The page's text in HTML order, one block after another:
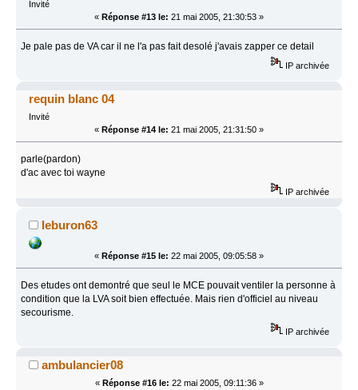
Invité
« Réponse #13 le: 21 mai 2005, 21:30:53 »
Je pale pas de VA car il ne l'a pas fait desolé j'avais zapper ce detail
IP archivée
requin blanc 04
Invité
« Réponse #14 le: 21 mai 2005, 21:31:50 »
parle(pardon)
d'ac avec toi wayne
IP archivée
leburon63
« Réponse #15 le: 22 mai 2005, 09:05:58 »
Des etudes ont demontré que seul le MCE pouvait ventiler la personne à
condition que la LVA soit bien effectuée. Mais rien d'officiel au niveau
secourisme.
IP archivée
ambulancier08
« Réponse #16 le: 22 mai 2005, 09:11:36 »